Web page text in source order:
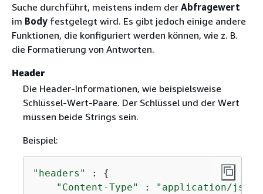
Suche durchführt, meistens indem der Abfragewert
im Body festgelegt wird. Es gibt jedoch einige andere
Funktionen, die konfiguriert werden können, wie z. B.
die Formatierung von Antworten.
Header
Die Header-Informationen, wie beispielsweise
Schlüssel-Wert-Paare. Der Schlüssel und der Wert
müssen beide Strings sein.
Beispiel:
"headers" : {
"Content-Type"
: "application/json"